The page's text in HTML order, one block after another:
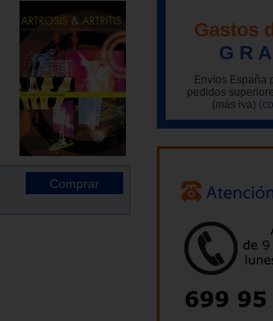
Gastos
G R
Envíos España
pedidos
(más iva)